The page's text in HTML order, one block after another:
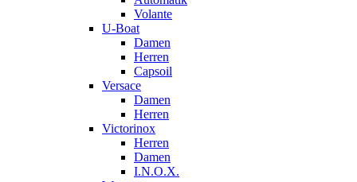
Volante
U-Boat
Damen
Herren
Capsoil
Versace
Damen
Herren
Victorinox
Herren
Damen
I.N.O.X.